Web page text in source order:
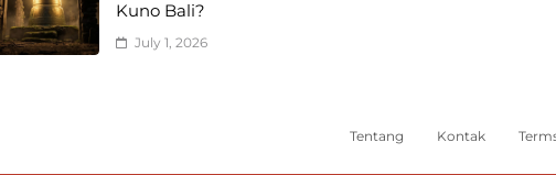
Kuno Bali?
July 1, 2026
Tentang Kontak